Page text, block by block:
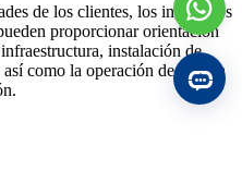
de los clientes, los ingenieros
proporcionar orientación
instalación de
como la operación de prueba